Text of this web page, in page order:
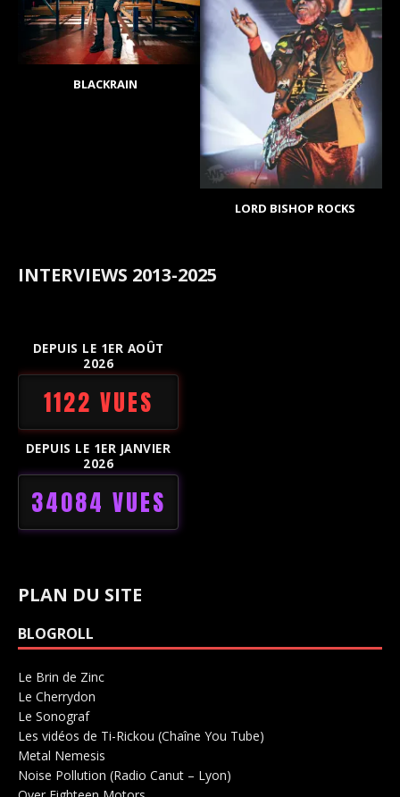
BLACKRAIN
LORD BISHOP ROCKS
INTERVIEWS 2013-2025
DEPUIS LE 1ER AOÛT
2026
1122 VUES
DEPUIS LE 1ER JANVIER
2026
34084 VUES
PLAN DU SITE
BLOGROLL
Le Brin de Zinc
Le Cherrydon
Le SonografSalle de concerts 0
Les vidéos de Ti-Rickou (Chaîne You Tube)
Metal Nemesis
Noise Pollution (Radio Canut – Lyon)